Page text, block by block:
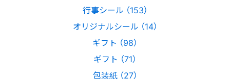
行事シール （153）
オリジナルシール （14）
ギフト （98）
ギフト （71）
包装紙 （27）